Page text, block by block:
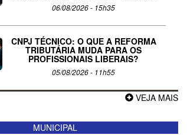
06/08/2026 - 15h35
CNPJ TÉCNICO: O QUE A REFORMA
TRIBUTÁRIA MUDA PARA OS
PROFISSIONAIS LIBERAIS?
05/08/2026 - 11h55
VEJA MAIS
MUNICIPAL